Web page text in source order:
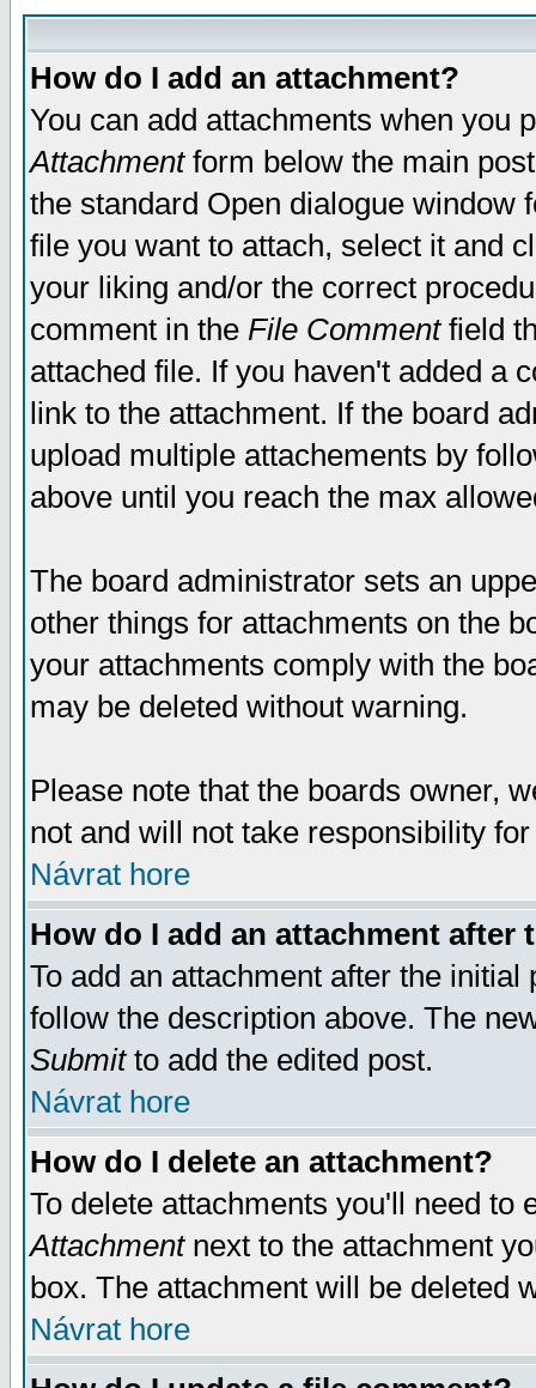
How do I add an attachment?
You can add attachments when you
Attachmentform below the main
the standard Open dialogue window
file you want to attach, select it and
your liking and/or the correct
comment in the File Commentfield
attached file. If you haven't added a
link to the attachment. If the board
upload multiple attachements by
above until you reach the max
The board administrator sets an
other things for attachments on the
your attachments comply with the
may be deleted without warning.
Please note that the boards owner,
not and will not take responsibility
Návrat hore
How do I add an attachment after
To add an attachment after the
follow the description above. The
Submitto add the edited post.
Návrat hore
How do I delete an attachment?
To delete attachments you'll need
Attachmentnext to the attachment
box. The attachment will be deleted
Návrat hore